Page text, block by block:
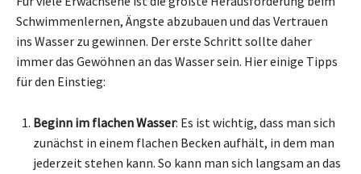
Schwimmenlernen, Ängste abzubauen und das Vertrauen
ins Wasser zu gewinnen. Der erste Schritt sollte daher
immer das Gewöhnen an das Wasser sein. Hier einige Tipps
für den Einstieg:
Beginn im flachen Wasser: Es ist wichtig, dass man sich
zunächst in einem flachen Becken aufhält, in dem man
jederzeit stehen kann. So kann man sich langsam an das